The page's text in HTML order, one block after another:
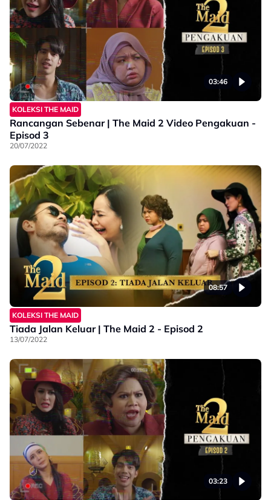
03:46
KOLEKSI THE MAID
Rancangan Sebenar | The Maid 2 Video Pengakuan -
Episod 3
20/07/2022
08:57
KOLEKSI THE MAID
Tiada Jalan Keluar | The Maid 2 - Episod 2
13/07/2022
03:23